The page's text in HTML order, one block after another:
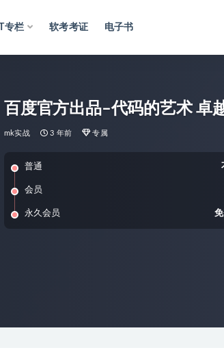
IT专栏 软考考证 电子书
百度官方出品–代码的艺术 卓
mk实战 3 年前 专属
普通
会员
永久会员